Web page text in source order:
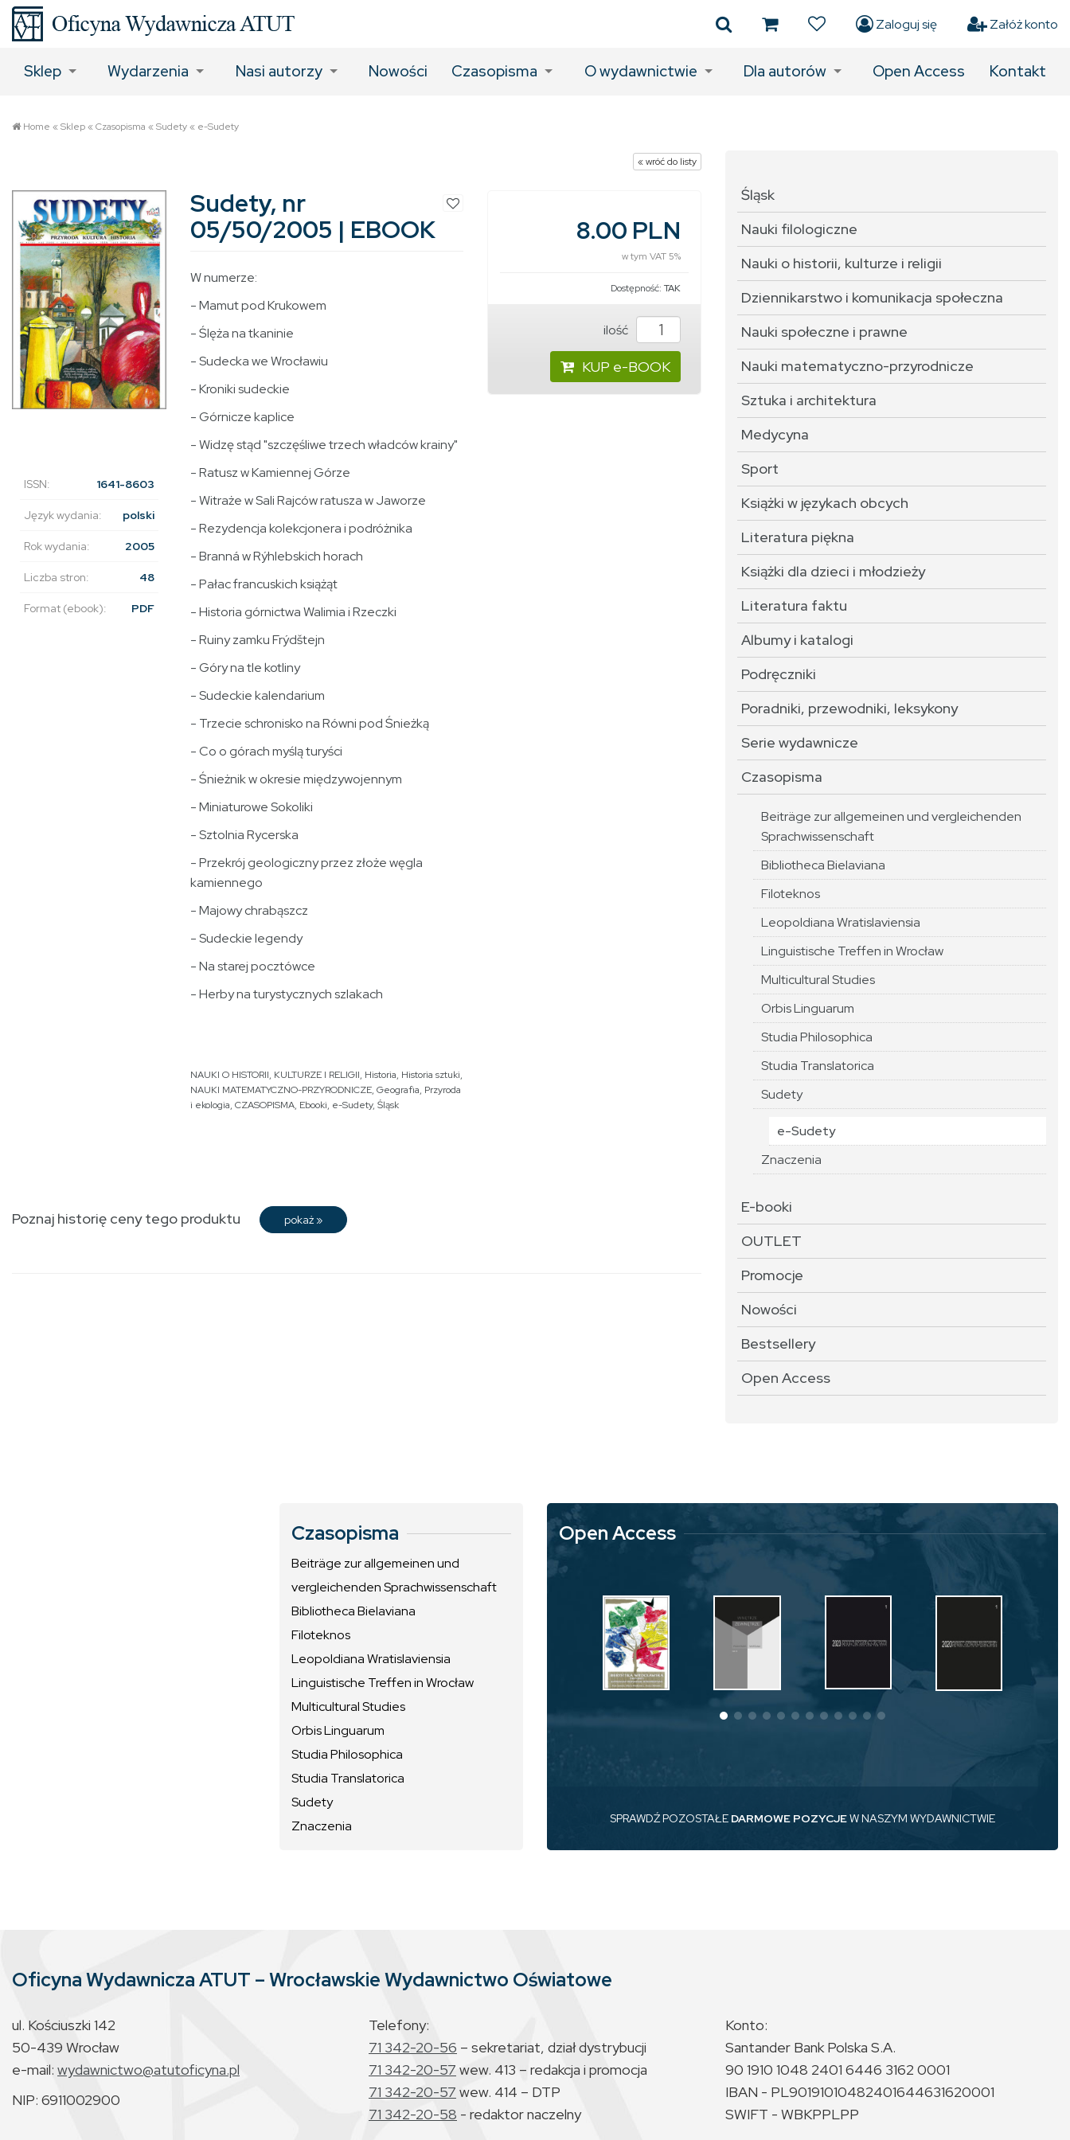
Zaloguj się Załóż konto
Sklep Wydarzenia Nasi autorzy Nowości Czasopisma O wydawnictwie Dla autorów Open Access Kontakt
Home «Sklep«Czasopisma «Sudety« e-Sudety
« wróć do listy
ISSN: 1641-8603
Język wydania: polski
Rok wydania: 2005
Liczba stron: 48
Format (ebook): PDF
Sudety, nr
05/50/2005 | EBOOK
W numerze:
- Mamut pod Krukowem
- Ślęża na tkaninie
- Sudecka we Wrocławiu
- Kroniki sudeckie
- Górnicze kaplice
- Widzę stąd "szczęśliwe trzech władców krainy"
- Ratusz w Kamiennej Górze
- Witraże w Sali Rajców ratusza w Jaworze
- Rezydencja kolekcjonera i podróżnika
- Branná w Rýhlebskich horach
- Pałac francuskich książąt
- Historia górnictwa Walimia i Rzeczki
- Ruiny zamku Frýdštejn
- Góry na tle kotliny
- Sudeckie kalendarium
- Trzecie schronisko na Równi pod Śnieżką
- Co o górach myślą turyści
- Śnieżnik w okresie międzywojennym
- Miniaturowe Sokoliki
- Sztolnia Rycerska
- Przekrój geologiczny przez złoże węgla
kamiennego
- Majowy chrabąszcz
- Sudeckie legendy
- Na starej pocztówce
- Herby na turystycznych szlakach
NAUKI O HISTORII, KULTURZE I RELIGII, Historia, Historia sztuki,
NAUKI MATEMATYCZNO-PRZYRODNICZE, Geografia, Przyroda
i ekologia, CZASOPISMA, Ebooki, e-Sudety, Śląsk
8.00 PLN
w tym VAT 5%
Dostępność: TAK
ilość
KUP e-BOOK
Poznaj historię ceny tego produktu pokaż »
Śląsk
Nauki filologiczne
Nauki o historii, kulturze i religii
Dziennikarstwo i komunikacja społeczna
Nauki społeczne i prawne
Nauki matematyczno-przyrodnicze
Sztuka i architektura
Medycyna
Sport
Książki w językach obcych
Literatura piękna
Książki dla dzieci i młodzieży
Literatura faktu
Albumy i katalogi
Podręczniki
Poradniki, przewodniki, leksykony
Serie wydawnicze
Czasopisma
Beiträge zur allgemeinen und vergleichenden
Sprachwissenschaft
Bibliotheca Bielaviana
Filoteknos
Leopoldiana Wratislaviensia
Linguistische Treffen in Wrocław
Multicultural Studies
Orbis Linguarum
Studia Philosophica
Studia Translatorica
Sudety
e-Sudety
Znaczenia
E-booki
OUTLET
Promocje
Nowości
Bestsellery
Open Access
Czasopisma
Beiträge zur allgemeinen und
vergleichenden Sprachwissenschaft
Bibliotheca Bielaviana
Filoteknos
Leopoldiana Wratislaviensia
Linguistische Treffen in Wrocław
Multicultural Studies
Orbis Linguarum
Studia Philosophica
Studia Translatorica
Sudety
Znaczenia
Open Access
SPRAWDŹ POZOSTAŁE DARMOWE POZYCJEW NASZYM WYDAWNICTWIE
Oficyna Wydawnicza ATUT – Wrocławskie Wydawnictwo Oświatowe
ul. Kościuszki 142
50-439 Wrocław
e-mail: wydawnictwo@atutoficyna.pl
NIP: 6911002900
Telefony:
71 342-20-56 – sekretariat, dział dystrybucji
71 342-20-57 wew. 413 – redakcja i promocja
71 342-20-57 wew. 414 – DTP
71 342-20-58 - redaktor naczelny
Konto:
Santander Bank Polska S.A.
90 1910 1048 2401 6446 3162 0001
IBAN - PL90191010482401644631620001
SWIFT - WBKPPLPP